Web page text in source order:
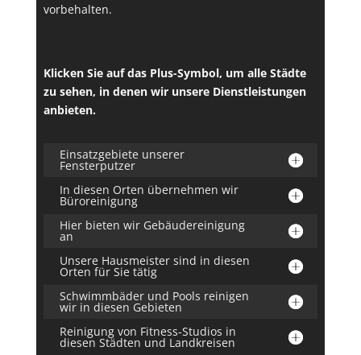
vorbehalten.
Klicken Sie auf das Plus-Symbol, um alle Städte
zu sehen, in denen wir unsere Dienstleistungen
anbieten.
Einsatzgebiete unserer
Fensterputzer
In diesen Orten übernehmen wir
Büroreinigung
Hier bieten wir Gebäudereinigung
an
Unsere Hausmeister sind in diesen
Orten für Sie tätig
Schwimmbäder und Pools reinigen
wir in diesen Gebieten
Reinigung von Fitness-Studios in
diesen Städten und Landkreisen